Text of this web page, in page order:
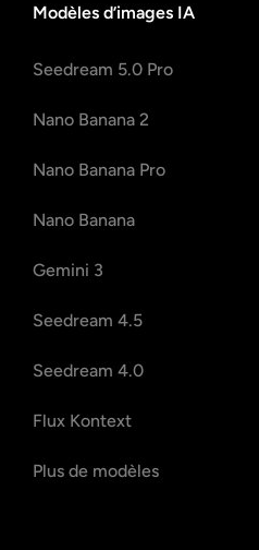
Modèles d’images IA
Seedream 5.0 Pro
Nano Banana 2
Nano Banana Pro
Nano Banana
Gemini 3
Seedream 4.5
Seedream 4.0
Flux Kontext
Plus de modèles